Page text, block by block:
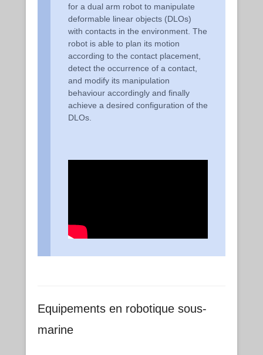
for a dual arm robot to manipulate
deformable linear objects (DLOs)
with contacts in the environment. The
robot is able to plan its motion
according to the contact placement,
detect the occurrence of a contact,
and modify its manipulation
behaviour accordingly and finally
achieve a desired configuration of the
DLOs.
Equipements en robotique sous-
marine